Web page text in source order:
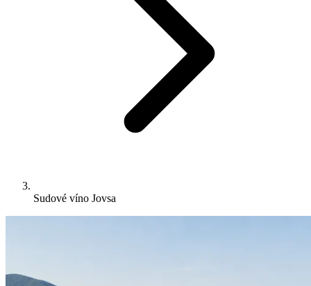
Sudové víno Jovsa